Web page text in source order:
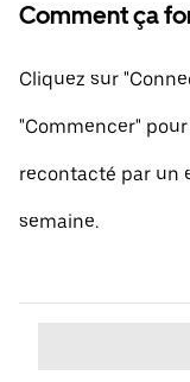
Comment ça
Cliquez sur
"Commencer"
recontacté par un
semaine.